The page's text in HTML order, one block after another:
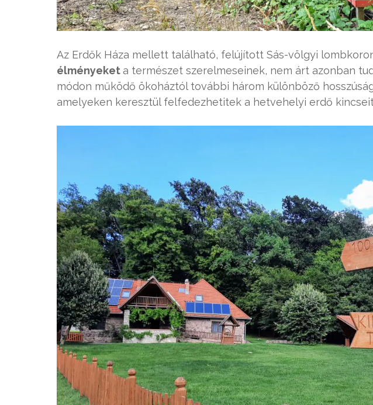
Az Erdők Háza mellett található, felújított Sás-völgyi
élményeket a természet szerelmeseinek, nem árt azonban
módon működő ökoháztól további három különböző
amelyeken keresztül felfedezhetitek a hetvehelyi erdő